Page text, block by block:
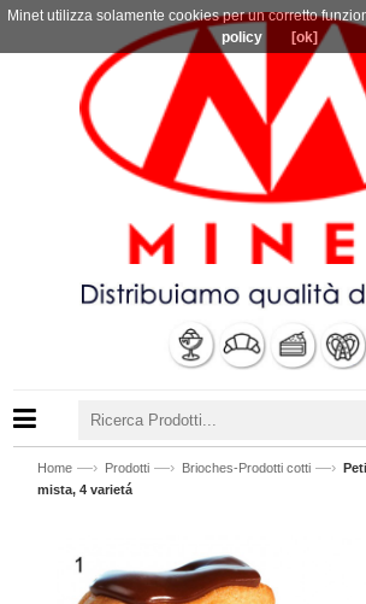
Home —› Prodotti —› Brioches-Prodotti cotti —›
mista, 4 varietá
Minet utilizza solamente cookies per un corretto
policy
[ok]